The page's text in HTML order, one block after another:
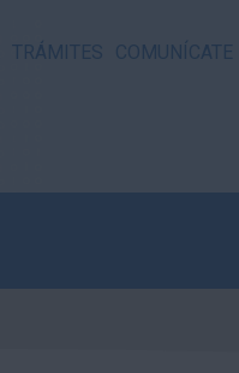
TRÁMITES COMUNÍCATE